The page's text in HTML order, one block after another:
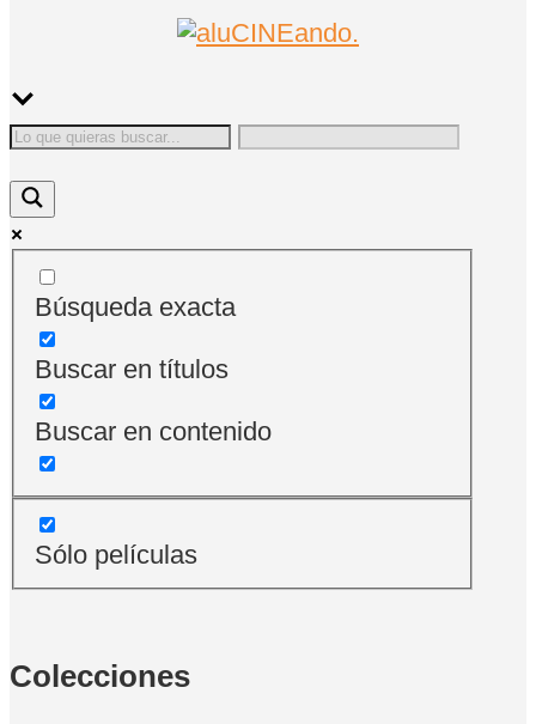
Búsqueda exacta
Buscar en títulos
Buscar en contenido
Sólo películas
Colecciones